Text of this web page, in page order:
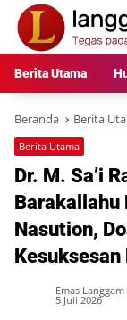
Langsung
konten
Berita Utama
Beranda Berita
Berita Utama
Dr. M. Sa’i
Barakallahu
Nasution,
Emas Langgam
5 Juli 2026